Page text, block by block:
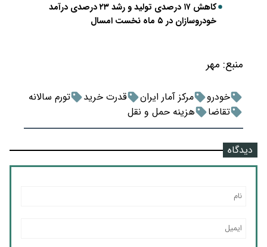
کاهش ۱۷ درصدی تولید و رشد ۲۳ درصدی درآمد
خودروسازان در ۵ ماه نخست امسال
منبع: مهر
خودرو مرکز آمار ایران قدرت خرید
تورم سالانه
تقاضا
هزینه حمل و نقل
دیدگاه